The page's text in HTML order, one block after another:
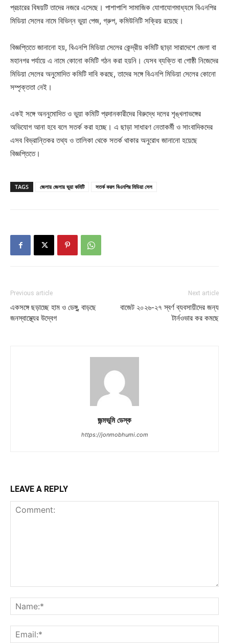
প্রচারের বিষয়টি তাদের নজরে এসেছে। পাশাপাশি সামাজিক যোগাযোগমাধ্যমে বিএনপির
মিডিয়া সেলের নামে বিভিন্ন ভুয়া পেজ, গ্রুপ, কমিউনিটি সক্রিয় রয়েছে।
বিজ্ঞপ্তিতে জানানো হয়, বিএনপি মিডিয়া সেলের কেন্দ্রীয় কমিটি ছাড়া সারাদেশে জেলা বা
মহানগর পর্যায়ে এ নামে কোনো কমিটি গঠন করা হয়নি। যেসব ব্যক্তি বা গোষ্ঠী নিজেদের
মিডিয়া সেলের অনুমোদিত কমিটি দাবি করছে, তাদের সঙ্গে বিএনপি মিডিয়া সেলের কোনো
সম্পৃক্ততা নেই।
একই সঙ্গে অননুমোদিত ও ভুয়া কমিটি প্রদানকারীদের বিরুদ্ধে দলের শৃঙ্খলাভঙ্গের
অভিযোগ আনা হবে বলে সতর্ক করা হচ্ছে। এ ছাড়া সাধারণ নেতাকর্মী ও সাংবাদিকদের
এসব বিভ্রান্তিকর তথ্য ও তালিকা থেকে সতর্ক থাকার অনুরোধ জানানো হয়েছে
বিজ্ঞপ্তিতে।
TAGS জেলায় জেলায় ভুয়া কমিটি সতর্ক করল বিএনপির মিডিয়া সেল
Previous article
একসঙ্গে ছড়াচ্ছে হাম ও ডেঙ্গু, বাড়ছে
জনস্বাস্থ্যের উদ্বেগ
Next article
বাজেট ২০২৬-২৭ স্বর্ণ ব্যবসায়ীদের জন্য
টার্নওভার কর কমছে
জন্মভূমি ডেস্ক
https://jonmobhumi.com
LEAVE A REPLY